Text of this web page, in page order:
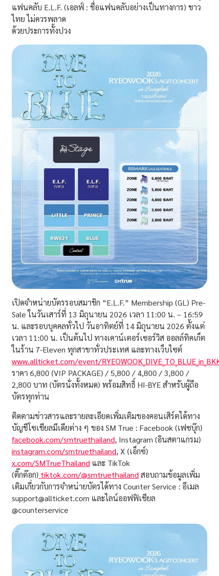
แฟนคลับ E.L.F. (เอลฟ์ : ชื่อแฟนคลับอย่างเป็นทางการ) ชาว
ไทย ไม่ควรพลาด
ด้วยประการทั้งปวง
เปิดจำหน่ายบัตรรอบสมาชิก “E.L.F.” Membership (GL) Pre-
Saleในวันเสาร์ที่ 13 มิถุนายน 2026 เวลา 11:00 น. – 16:59
น. และรอบบุคคลทั่วไป วันอาทิตย์ที่ 14 มิถุนายน 2026 ตั้งแต่
เวลา 11:00 น. เป็นต้นไป ทางเคาน์เตอร์เซอร์วิส ออลล์ทิคเก็ต
ในร้าน 7-Eleven ทุกสาขาทั่วประเทศ และทางเว็บไซต์
www.allticket.com/event/
ราคา 6,800 (VIP PACKAGE) / 5,800 / 4,800 / 3,800 /
2,800 บาท (บัตรนั่งทั้งหมด) พร้อมสิทธิ์ HI-BYE สำหรับผู้ถือ
บัตรทุกท่าน
ติดตามข่าวสารและรายละเอียดเพิ่มเติมของคอนเสิร์ตได้ทาง
บัญชีโซเชียลมีเดียต่าง ๆ ของ SM True : Facebook (เฟซบุ๊ก)
facebook.com/smtruethailand, Instagram (อินสตาแกรม)
instagram.com/smtruethailand, X (เอ็กซ์)
x.com/SMTrueThailand และ TikTok
(ติ๊กต๊อก) tiktok.com/@smtruethailand สอบถามข้อมูลเพิ่ม
เติมเกี่ยวกับการจำหน่ายบัตรได้ทาง Counter Service : อีเมล
support@allticket.com และไลน์ออฟฟิเชียล
@counterservice